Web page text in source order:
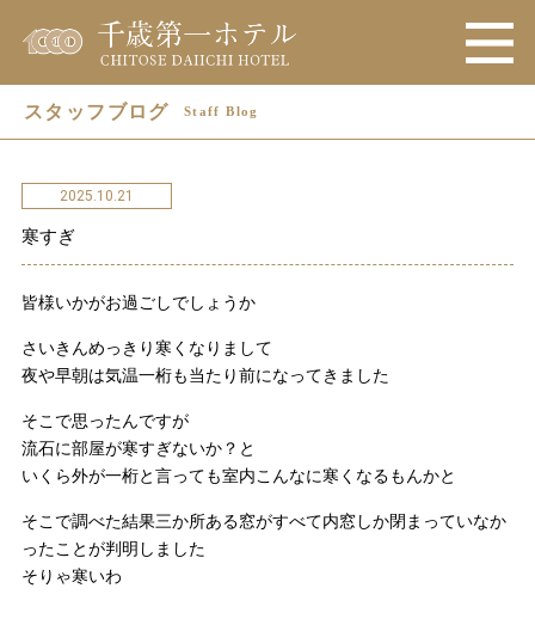
スタッフブログ Staff Blog
2025.10.21
寒すぎ
皆様いかがお過ごしでしょうか
さいきんめっきり寒くなりまして
夜や早朝は気温一桁も当たり前になってきました
そこで思ったんですが
流石に部屋が寒すぎないか？と
いくら外が一桁と言っても室内こんなに寒くなるもんかと
そこで調べた結果三か所ある窓がすべて内窓しか閉まっていなか
ったことが判明しました
そりゃ寒いわ